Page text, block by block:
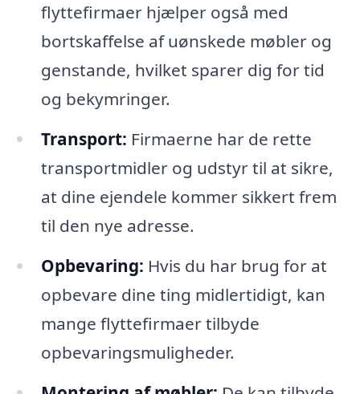
flyttefirmaer hjælper også med
bortskaffelse af uønskede møbler og
genstande, hvilket sparer dig for tid
og bekymringer.
Transport: Firmaerne har de rette
transportmidler og udstyr til at sikre,
at dine ejendele kommer sikkert frem
til den nye adresse.
Opbevaring: Hvis du har brug for at
opbevare dine ting midlertidigt, kan
mange flyttefirmaer tilbyde
opbevaringsmuligheder.